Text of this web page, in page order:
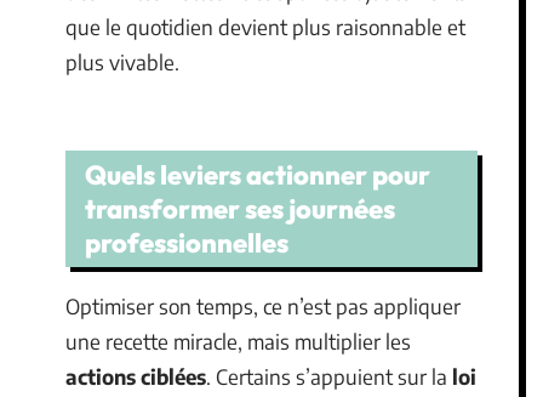
que le quotidien devient plus raisonnable et
plus vivable.
Quels leviers actionner pour
transformer ses journées
professionnelles
Optimiser son temps, ce n’est pas appliquer
une recette miracle, mais multiplier les
actions ciblées. Certains s’appuient sur la loi